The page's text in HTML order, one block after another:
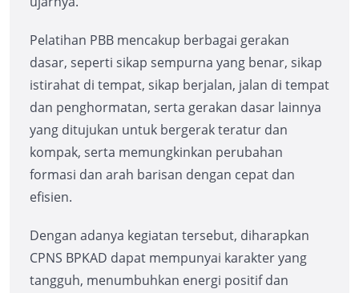
Pelatihan PBB mencakup berbagai gerakan
dasar, seperti sikap sempurna yang benar, sikap
istirahat di tempat, sikap berjalan, jalan di tempat
dan penghormatan, serta gerakan dasar lainnya
yang ditujukan untuk bergerak teratur dan
kompak, serta memungkinkan perubahan
formasi dan arah barisan dengan cepat dan
efisien.
Dengan adanya kegiatan tersebut, diharapkan
CPNS BPKAD dapat mempunyai karakter yang
tangguh, menumbuhkan energi positif dan